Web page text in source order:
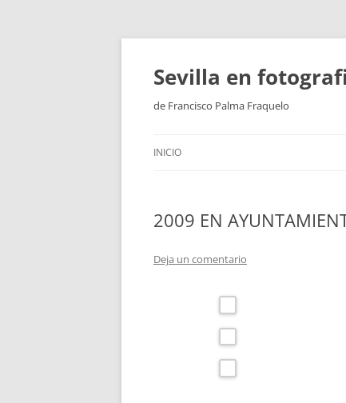
Saltar
contenido
Sevilla en
de Francisco Palma Fraquelo
INICIO
2009 EN
Deja un comentario